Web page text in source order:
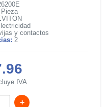
Pieza
y contactos
2
IVA
+